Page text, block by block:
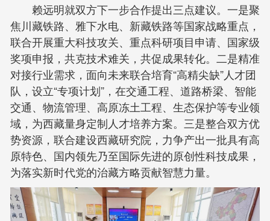
赖远明就双方下一步合作提出三点建议。一是聚
焦川藏铁路、雅下水电、新藏铁路等国家战略重点，
联合开展重大科技攻关、重点科研项目申请、国家级
奖项申报，共克技术难关，共促成果转化。二是精准
对接行业需求，面向未来联合培育“高精尖缺”人才团
队，设立“专项计划”，在交通工程、道路桥梁、智能
交通、物流管理、高原冻土工程、生态保护等专业领
域，为西藏量身定制人才培养方案。三是整合双方优
势资源，联合建设西藏研究院，力争产出一批具有高
原特色、国内领先乃至国际先进的原创性科技成果，
为落实新时代党的治藏方略贡献智慧力量。